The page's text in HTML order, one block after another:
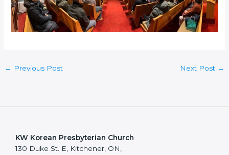
← Previous Post Next Post →
KW Korean Presbyterian Church
130 Duke St. E, Kitchener, ON,